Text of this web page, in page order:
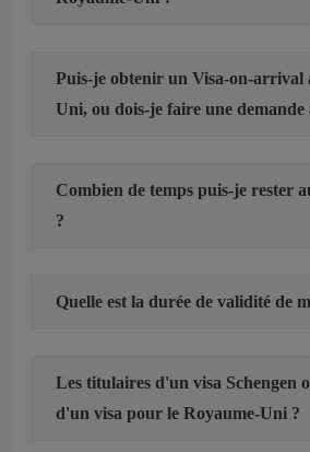
Puis-je obtenir un Visa-on-arrival
Uni, ou dois-je faire une demande
Combien de temps puis-je rester
?
Quelle est la durée de validité de
Les titulaires d'un visa Schengen
d'un visa pour le Royaume-Uni ?